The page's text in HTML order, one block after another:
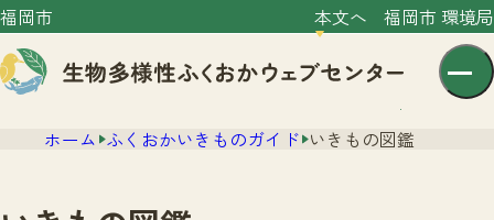
福岡市 本文へ 福岡市 環境局
ホーム ふくおかいきものガイド いきもの図鑑